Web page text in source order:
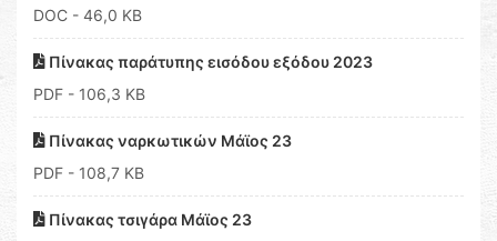
DOC - 46,0 KB
Πίνακας παράτυπης εισόδου εξόδου 2023
PDF - 106,3 KB
Πίνακας ναρκωτικών Μάϊος 23
PDF - 108,7 KB
Πίνακας τσιγάρα Μάϊος 23